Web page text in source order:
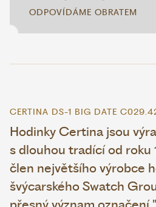
ODPOVÍDÁME OBRATEM
CERTINA DS-1 BIG DATE
Hodinky Certina jsou
s dlouhou tradící od roku
člen největšího výrobce
švýcarského Swatch